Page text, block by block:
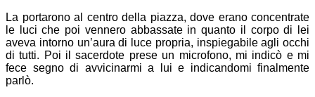
La portarono al centro della piazza, dove erano concentrate
le luci che poi vennero abbassate in quanto il corpo di lei
aveva intorno un’aura di luce propria, inspiegabile agli occhi
di tutti. Poi il sacerdote prese un microfono, mi indicò e mi
fece segno di avvicinarmi a lui e indicandomi finalmente
parlò.